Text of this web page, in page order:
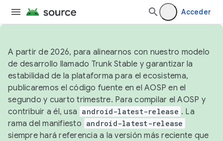
Acceder
A partir de 2026, para alinearnos con nuestro modelo
de desarrollo llamado Trunk Stable y garantizar la
estabilidad de la plataforma para el ecosistema,
publicaremos el código fuente en el AOSP en el
segundo y cuarto trimestre. Para compilar el AOSP y
contribuir a él, usa android-latest-release . La
rama del manifiesto android-latest-release
siempre hará referencia a la versión más reciente que